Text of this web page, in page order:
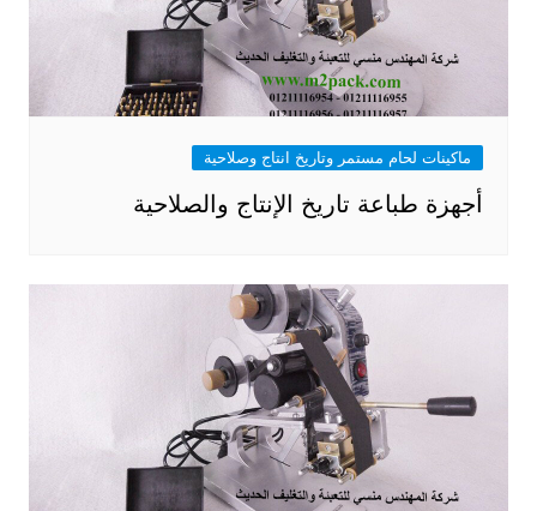
ماكينات لحام مستمر وتاريخ انتاج وصلاحية
أجهزة طباعة تاريخ الإنتاج والصلاحية